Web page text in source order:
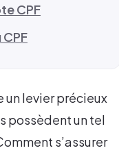
CPF
un levier précieux
possèdent un tel
s’assurer